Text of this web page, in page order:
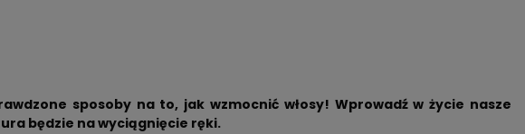
sposoby na to, jak wzmocnić włosy! Wprowadź w życie nasze
będzie na wyciągnięcie ręki.